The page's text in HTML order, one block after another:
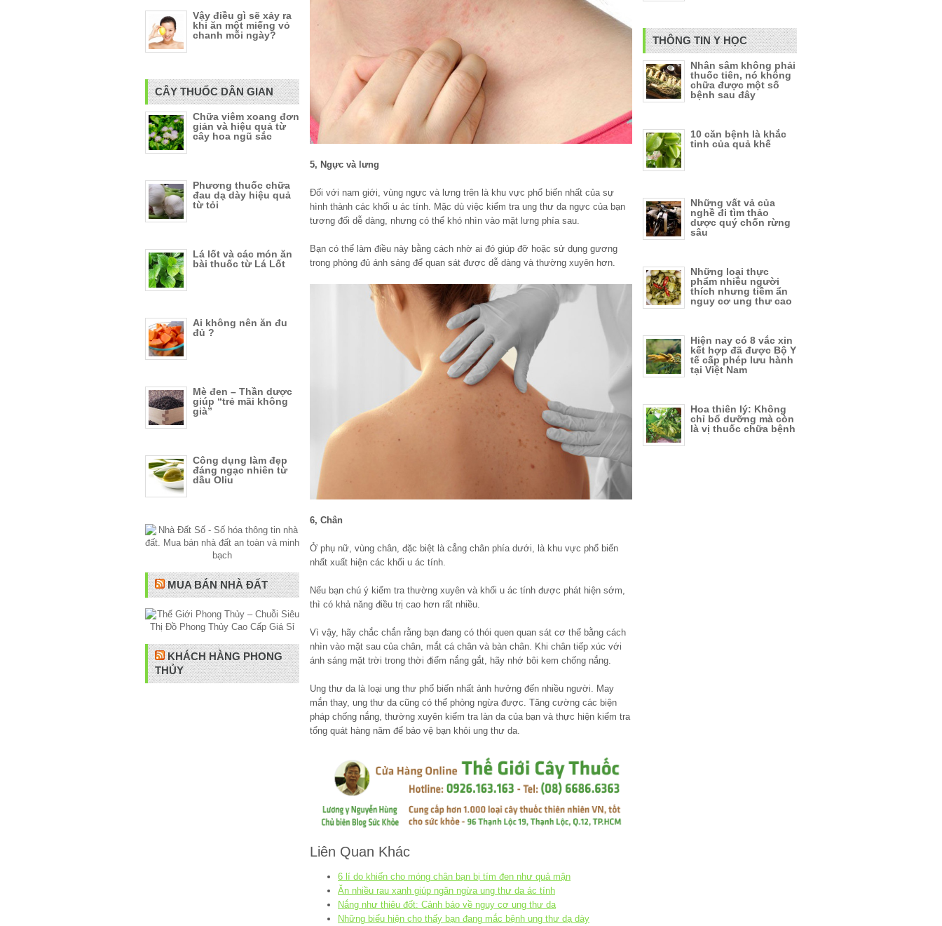
5, Ngực và lưng
Đối với nam giới, vùng ngực và lưng trên là khu vực phổ biến nhất của sự
hình thành các khối u ác tính. Mặc dù việc kiểm tra ung thư da ngực của bạn
tương đối dễ dàng, nhưng có thể khó nhìn vào mặt lưng phía sau.
Bạn có thể làm điều này bằng cách nhờ ai đó giúp đỡ hoặc sử dụng gương
trong phòng đủ ánh sáng để quan sát được dễ dàng và thường xuyên hơn.
6, Chân
Ở phụ nữ, vùng chân, đặc biệt là cẳng chân phía dưới, là khu vực phổ biến
nhất xuất hiện các khối u ác tính.
Nếu bạn chú ý kiểm tra thường xuyên và khối u ác tính được phát hiện sớm,
thì có khả năng điều trị cao hơn rất nhiều.
Vì vậy, hãy chắc chắn rằng bạn đang có thói quen quan sát cơ thể bằng cách
nhìn vào mặt sau của chân, mắt cá chân và bàn chân. Khi chân tiếp xúc với
ánh sáng mặt trời trong thời điểm nắng gắt, hãy nhớ bôi kem chống nắng.
Ung thư da là loại ung thư phổ biến nhất ảnh hưởng đến nhiều người. May
mắn thay, ung thư da cũng có thể phòng ngừa được. Tăng cường các biện
pháp chống nắng, thường xuyên kiểm tra làn da của bạn và thực hiện kiểm tra
tổng quát hàng năm để bảo vệ bạn khỏi ung thư da.
Liên Quan Khác
6 lí do khiến cho móng chân bạn bị tím đen như quả mận
Ăn nhiều rau xanh giúp ngăn ngừa ung thư da ác tính
Nắng như thiêu đốt: Cảnh báo về nguy cơ ung thư da
Những biểu hiện cho thấy bạn đang mắc bệnh ung thư dạ dày
Vậy điều gì sẽ xảy ra
khi ăn một miếng vỏ
chanh mỗi ngày?
CÂY THUỐC DÂN GIAN
Chữa viêm xoang đơn
giản và hiệu quả từ
cây hoa ngũ sắc
Phương thuốc chữa
đau dạ dày hiệu quả
từ tỏi
Lá lốt và các món ăn
bài thuốc từ Lá Lốt
Ai không nên ăn đu
đủ ?
Mè đen – Thần dược
giúp “trẻ mãi không
già”
Công dụng làm đẹp
đáng ngạc nhiên từ
dầu Oliu
MUA BÁN NHÀ ĐẤT
KHÁCH HÀNG PHONG
THỦY
THÔNG TIN Y HỌC
Nhân sâm không phải
thuốc tiên, nó không
chữa được một số
bệnh sau đây
10 căn bệnh là khắc
tinh của quả khế
Những vất vả của
nghề đi tìm thảo
dược quý chốn rừng
sâu
Những loại thực
phẩm nhiều người
thích nhưng tiềm ẩn
nguy cơ ung thư cao
Hiện nay có 8 vắc xin
kết hợp đã được Bộ Y
tế cấp phép lưu hành
tại Việt Nam
Hoa thiên lý: Không
chỉ bổ dưỡng mà còn
là vị thuốc chữa bệnh